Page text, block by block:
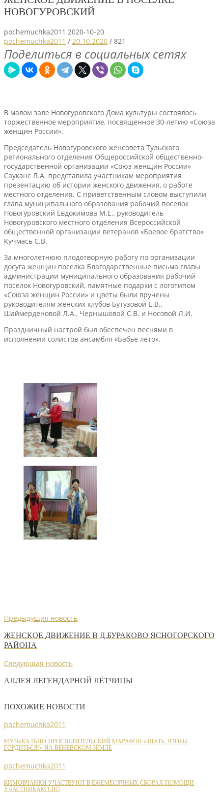
НОВОГУРОВСКИЙ
pochemuchka2011 2020-10-20
pochemuchka2011 / 20.10.2020 / 821
Поделиться в социальных сетях
В малом зале Новогуровского Дома культуры состоялось
торжественное мероприятие, посвященное 30-летию «Союза
женщин России».
Председатель Новогуровского женсовета Тульского
регионального отделения Общероссийской общественно-
государственной организации «Союз женщин России»
Сауканс Л.А. представила участникам мероприятия
презентацию об истории женского движения, о работе
местного отделения. С приветственным словом выступили
глава муниципального образования рабочий поселок
Новогуровский Евдокимова М.Е., руководитель
Новогуровского местного отделения Всероссийской
общественной организации ветеранов «Боевое братство»
Кучмась С.В.
За многолетнюю плодотворную работу по организации
досуга женщин поселка Благодарственные письма главы
администрации муниципального образования рабочий
поселок Новогуровский, памятные подарки с логотипом
«Союза женщин России» и цветы были вручены
руководителям женских клубов Бутузовой Е.В.,
Шаймерденовой Л.А., Чернышовой С.В. и Носовой Л.И.
Праздничный настрой был обеспечен песнями в
исполнении солистов ансамбля «Бабье лето».
Предыдущия новость
ЖЕНСКОЕ ДВИЖЕНИЕ В Д.БУРАКОВО ЯСНОГОРСКОГО
РАЙОНА
Следующая новость
АЛЛЕЯ ЛЕГЕНДАРНОЙ ЛЁТЧИЦЫ
ПОХОЖИЕ НОВОСТИ
pochemuchka2011
МУЗЫКАЛЬНО-ПРОСВЕТИТЕЛЬСКИЙ МАРАФОН «ЗНАТЬ, ЧТОБЫ
ГОРДИТЬСЯ!» НА ВЕНЕВСКОМ ЗЕМЛЕ
pochemuchka2011
КИМОВЧАНКИ УЧАСТВУЮТ В ЕЖЕМЕСЯЧНЫХ СБОРАХ ПОМОЩИ
УЧАСТНИКАМ СВО